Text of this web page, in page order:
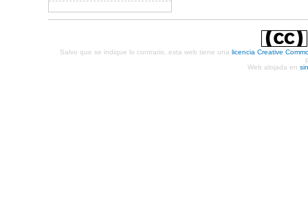
Salvo que se indique lo contrario, esta web tiene una licencia Creative
Web alojada en